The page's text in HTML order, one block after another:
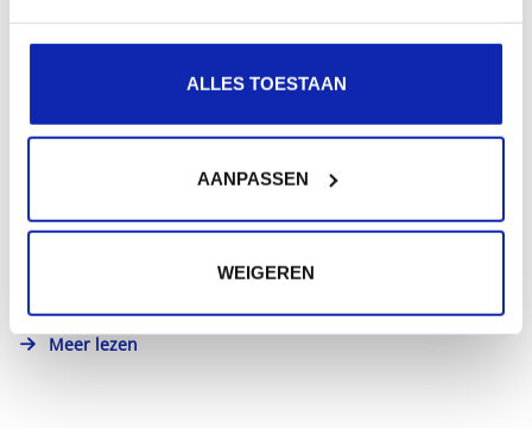
ALLES TOESTAAN
AANPASSEN
WEIGEREN
SSH ook gekend als Secure Shell is een protocol
waarmee het mogelijk is om op een veilige manier
Meer lezen